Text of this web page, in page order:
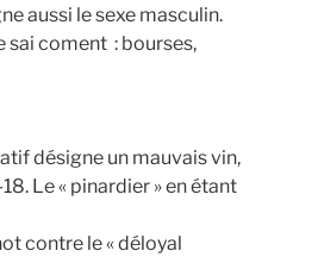
aussi le sexe masculin.
sai coment : bourses,
désigne un mauvais vin,
Le « pinardier » en étant
contre le « déloyal